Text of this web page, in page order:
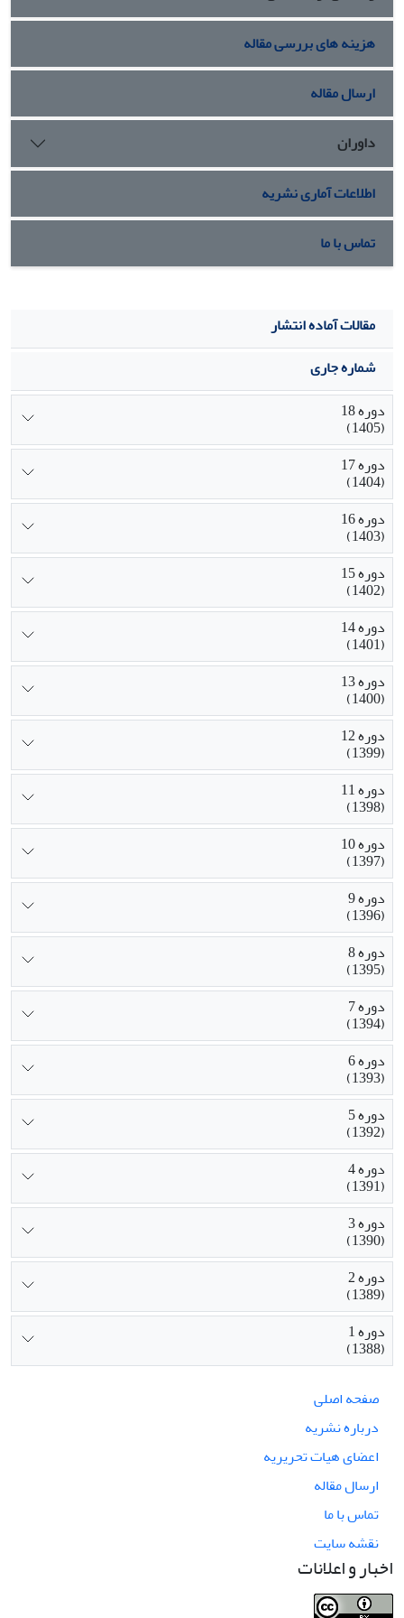
هزینه های بررسی مقاله
ارسال مقاله
داوران
اطلاعات آماری نشریه
تماس با ما
مقالات آماده انتشار
شماره جاری
دوره 18
(1405)
دوره 17
(1404)
دوره 16
(1403)
دوره 15
(1402)
دوره 14
(1401)
دوره 13
(1400)
دوره 12
(1399)
دوره 11
(1398)
دوره 10
(1397)
دوره 9
(1396)
دوره 8
(1395)
دوره 7
(1394)
دوره 6
(1393)
دوره 5
(1392)
دوره 4
(1391)
دوره 3
(1390)
دوره 2
(1389)
دوره 1
(1388)
صفحه اصلی
درباره نشریه
اعضای هیات تحریریه
ارسال مقاله
تماس با ما
نقشه سایت
اخبار و اعلانات